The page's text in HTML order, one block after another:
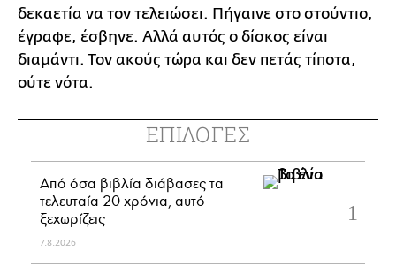
δεκαετία να τον τελειώσει. Πήγαινε στο στούντιο,
έγραφε, έσβηνε. Αλλά αυτός ο δίσκος είναι
διαμάντι. Τον ακούς τώρα και δεν πετάς τίποτα,
ούτε νότα.
ΕΠΙΛΟΓΕΣ
Από όσα βιβλία διάβασες τα
τελευταία 20 χρόνια, αυτό
ξεχωρίζεις
7.8.2026